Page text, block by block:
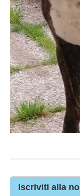
Iscriviti alla